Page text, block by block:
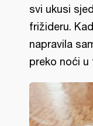
svi ukusi
frižideru.
napravila
preko noći u